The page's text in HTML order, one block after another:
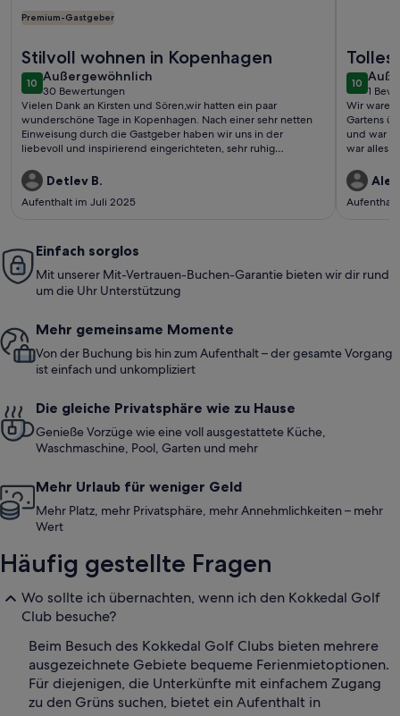
Premium-Gastgeber
Stilvoll wohnen in Kopenhagen
1010 von 10
Außergewöhnlich
außergewöhnlich
30 Bewertungen
(30
bewertungen)
Vielen Dank an Kirsten und Sören,wir hatten ein paar
wunderschöne Tage in Kopenhagen. Nach einer sehr netten
Einweisung durch die Gastgeber haben wir uns in der
liebevoll und inspirierend eingerichteten, sehr ruhig
wieder!Detlev und Eike
Detlev B.
Aufenthalt im Juli 2025
1010 von
1
(1
Wir waren
Gartens
und war
war alles
zu Fuß
auf jeden
Alex
Einfach sorglos
Mit unserer Mit-Vertrauen-Buchen-Garantie bieten wir dir rund
um die Uhr Unterstützung
Mehr gemeinsame Momente
Von der Buchung bis hin zum Aufenthalt – der gesamte Vorgang
ist einfach und unkompliziert
Die gleiche Privatsphäre wie zu Hause
Genieße Vorzüge wie eine voll ausgestattete Küche,
Waschmaschine, Pool, Garten und mehr
Mehr Urlaub für weniger Geld
Mehr Platz, mehr Privatsphäre, mehr Annehmlichkeiten – mehr
Wert
Häufig gestellte Fragen
Wo sollte ich übernachten, wenn ich den Kokkedal Golf
Club besuche?
Beim Besuch des Kokkedal Golf Clubs bieten mehrere
ausgezeichnete Gebiete bequeme Ferienmietoptionen.
Für diejenigen, die Unterkünfte mit einfachem Zugang
zu den Grüns suchen, bietet ein Aufenthalt in